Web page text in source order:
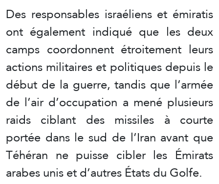
Des responsables israéliens et émiratis
ont également indiqué que les deux
camps coordonnent étroitement leurs
actions militaires et politiques depuis le
début de la guerre, tandis que l’armée
de l’air d’occupation a mené plusieurs
raids ciblant des missiles à courte
portée dans le sud de l’Iran avant que
Téhéran ne puisse cibler les Émirats
arabes unis et d’autres États du Golfe.